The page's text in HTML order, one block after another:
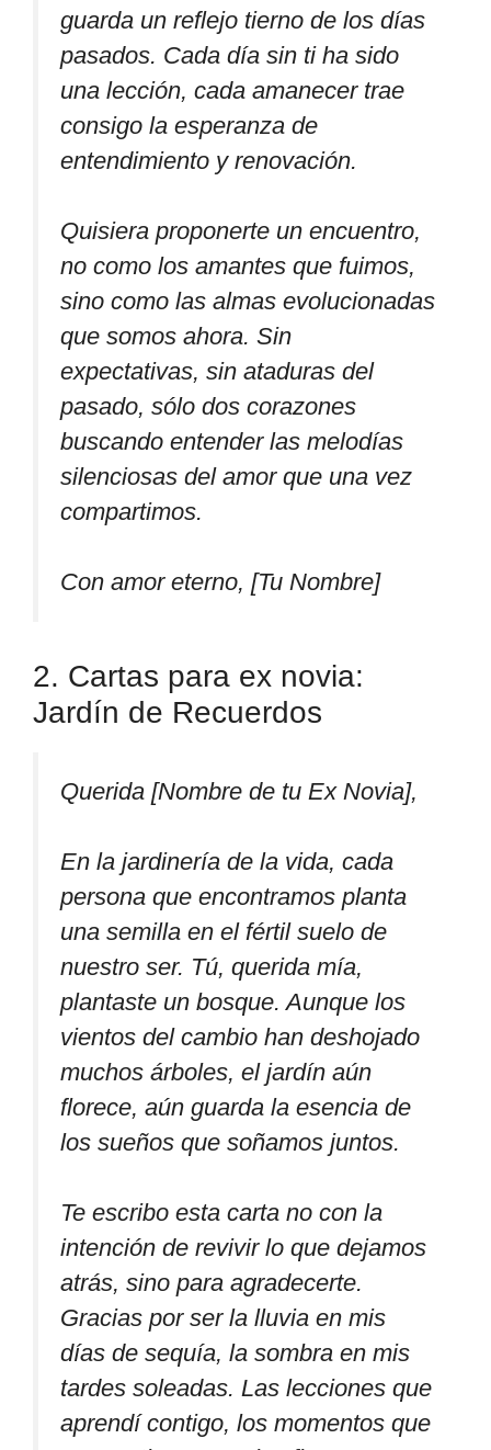
guarda un reflejo tierno de los días
pasados. Cada día sin ti ha sido
una lección, cada amanecer trae
consigo la esperanza de
entendimiento y renovación.
Quisiera proponerte un encuentro,
no como los amantes que fuimos,
sino como las almas evolucionadas
que somos ahora. Sin
expectativas, sin ataduras del
pasado, sólo dos corazones
buscando entender las melodías
silenciosas del amor que una vez
compartimos.
Con amor eterno, [Tu Nombre]
2. Cartas para ex novia:
Jardín de Recuerdos
Querida [Nombre de tu Ex Novia],
En la jardinería de la vida, cada
persona que encontramos planta
una semilla en el fértil suelo de
nuestro ser. Tú, querida mía,
plantaste un bosque. Aunque los
vientos del cambio han deshojado
muchos árboles, el jardín aún
florece, aún guarda la esencia de
los sueños que soñamos juntos.
Te escribo esta carta no con la
intención de revivir lo que dejamos
atrás, sino para agradecerte.
Gracias por ser la lluvia en mis
días de sequía, la sombra en mis
tardes soleadas. Las lecciones que
aprendí contigo, los momentos que